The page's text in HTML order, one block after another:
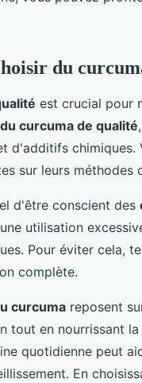
du
est crucial pour
curcuma de qualité
d'additifs
sur leurs méthodes
d'être conscient des
utilisation
Pour éviter cela,
complète.
curcuma reposent
tout en nourrissant
quotidienne peut
En